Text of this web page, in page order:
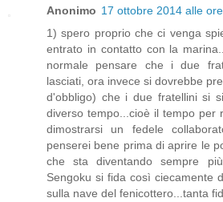
Anonimo 17 ottobre 2014 alle
1) spero proprio che ci venga
entrato in contatto con la
normale pensare che i due
lasciati, ora invece si dovrebbe
d'obbligo) che i due fratellini si
diverso tempo...cioè il tempo per
dimostrarsi un fedele
penserei bene prima di aprire le
che sta diventando sempre
Sengoku si fida così ciecamente
sulla nave del fenicottero...tanta